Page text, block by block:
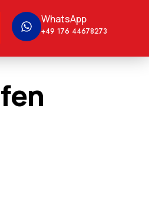
WhatsApp
+49 176 44678273